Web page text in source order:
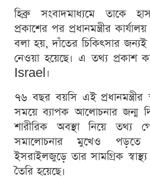
হিব্রু সংবাদমাধ্যমে তাকে
প্রকাশের পর প্রধানমন্ত্রীর
বলা হয়, দাঁতের চিকিৎসার জন্যই
নেওয়া হয়েছে। এ তথ্য
Israel।
৭৬ বছর বয়সি এই প্রধানমন্ত্রীর
সময়ে ব্যাপক আলোচনার জন্ম
শারীরিক অবস্থা নিয়ে তথ্য
সমালোচনার মুখেও
ইসরাইলজুড়ে তার সামগ্রিক
তৈরি হয়েছে।